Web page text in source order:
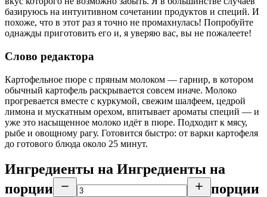
базируюсь на интуитивном сочетании продуктов и специй. И
похоже, что в этот раз я точно не промахнулась! Попробуйте
однажды приготовить его и, я уверяю вас, вы не пожалеете!
Слово редактора
Картофельное пюре с пряным молоком — гарнир, в котором
обычный картофель раскрывается совсем иначе. Молоко
прогревается вместе с куркумой, свежим шалфеем, цедрой
лимона и мускатным орехом, впитывает ароматы специй — и
уже это насыщенное молоко идёт в пюре. Подходит к мясу,
рыбе и овощному рагу. Готовится быстро: от варки картофеля
до готового блюда около 25 минут.
Ингредиенты на Ингредиенты на
порции
порции